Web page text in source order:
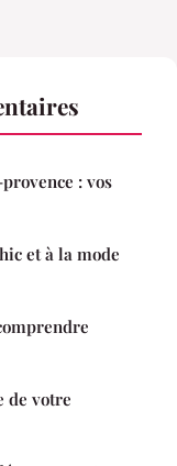
: vos
et à la mode
de votre